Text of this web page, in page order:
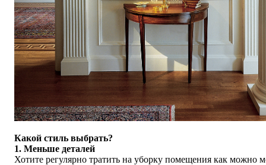
Какой стиль выбрать?
1. Меньше деталей
Хотите регулярно тратить на уборку помещения как можно